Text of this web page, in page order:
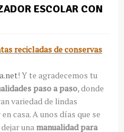
ESCOLAR CON
recicladas de conservas
! Y te agradecemos tu
paso a paso, donde
variedad de lindas
casa. A unos días que se
una manualidad para